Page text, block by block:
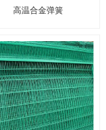
高温合金弹簧